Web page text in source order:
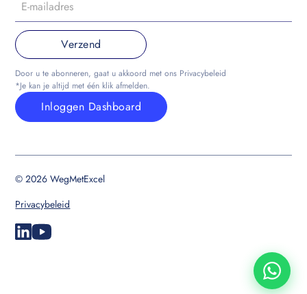
Door u te abonneren, gaat u akkoord met ons Privacybeleid
*Je kan je altijd met één klik afmelden.
Inloggen Dashboard
© 2026 WegMetExcel
Privacybeleid